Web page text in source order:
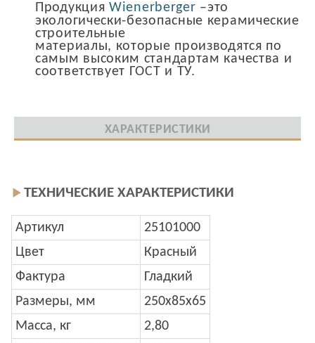
Продукция Wienerberger –это
экологически-безопасные керамические
строительные
материалы, которые производятся по
самым высоким стандартам качества и
соответствует ГОСТ и ТУ.
ХАРАКТЕРИСТИКИ
ТЕХНИЧЕСКИЕ ХАРАКТЕРИСТИКИ
Артикул
25101000
Цвет
Красный
Фактура
Гладкий
Размеры, мм
250x85x65
Масса, кг
2,80